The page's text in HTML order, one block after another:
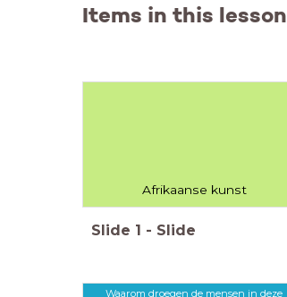
Items in this lesson
Afrikaanse kunst
Slide 1 - Slide
Waarom droegen de mensen in deze